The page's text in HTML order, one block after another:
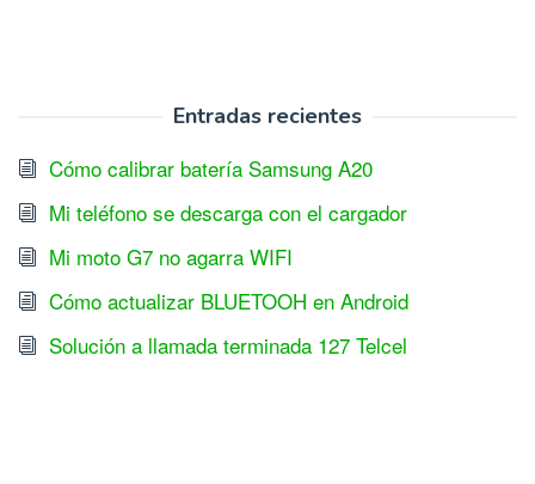
Entradas recientes
Cómo calibrar batería Samsung A20
Mi teléfono se descarga con el cargador
Mi moto G7 no agarra WIFI
Cómo actualizar BLUETOOH en Android
Solución a llamada terminada 127 Telcel